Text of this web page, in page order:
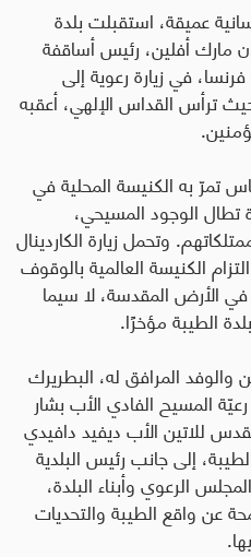
عميقة، استقبلت بلدة
مارك أفلين، رئيس أساقفة
في زيارة رعوية إلى
ترأس القداس الإلهي، أعقبه
.
تمرّ به الكنيسة المحلية في
الوجود المسيحي،
وتحمل زيارة الكاردينال
الكنيسة العالمية بالوقوف
الأرض المقدسة، لا سيما
الطيبة مؤخرًا.
والوفد المرافق له، البطريرك
المسيح الفادي الأب بشار
للاتين الأب ديفيد دافيدي
إلى جانب رئيس البلدية
الرعوي وأبناء البلدة،
عن واقع الطيبة والتحديات
.